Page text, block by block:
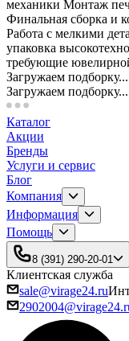
механики Монтаж
Финальная сборка и
Работа с мелкими
упаковка
требующие
Загружаем подборку...
Загружаем подборку...
Каталог
Акции
Бренды
Услуги и сервис
Блог
Компания
Информация
Помощь
8 (391) 290-20-01
Клиентская служба
sale@virage24.ru